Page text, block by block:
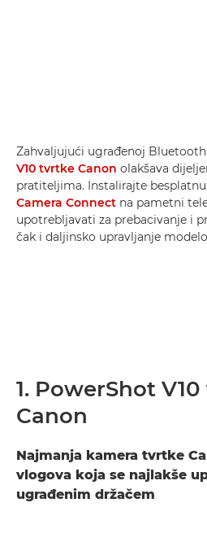
Zahvaljujući ugrađenoj
V10 tvrtke Canon olakšava
pratiteljima. Instalirajte
Camera Connect na pametni
upotrebljavati za prebacivanje i
čak i daljinsko upravljanje
1. PowerShot
Canon
Najmanja kamera tvrtke
vlogova koja se najlakše
ugrađenim držačem